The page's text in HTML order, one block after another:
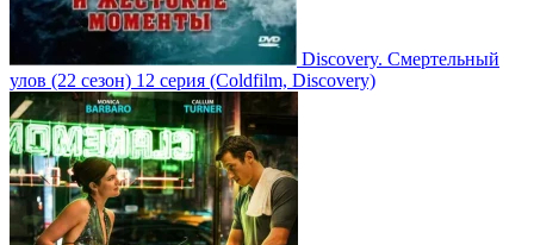
Discovery. Смертельный
улов (22 сезон) 12 серия (Coldfilm, Discovery)